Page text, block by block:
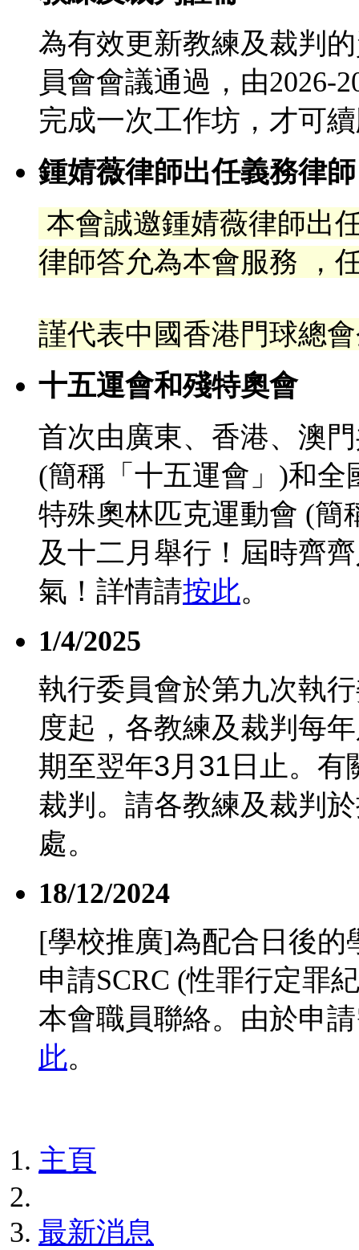
為有效更新教練及裁判
員會會議通過，由2026-
完成一次工作坊，才可
鍾婧薇律師出任義務律師
本會誠邀鍾婧薇律師出
律師答允為本會服務 ，
謹代表中國香港門球總
十五運會和殘特奧會
首次由廣東、香港、澳
(簡稱「十五運會」)和
特殊奧林匹克運動會 (簡
及十二月舉行！屆時齊
氣！詳情請按此。
1/4/2025
執行委員會於第九次執
度起，各教練及裁判每
期至翌年3月 31 日止。
裁判。請各教練及裁判
處。
18/12/2024
[學校推廣]為配合日後的
申請SCRC (性罪行定罪
本會職員聯絡。由於申
此。
主頁
最新消息